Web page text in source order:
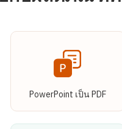
PowerPoint เป็น PDF